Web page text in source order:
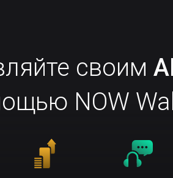
своим
NOW